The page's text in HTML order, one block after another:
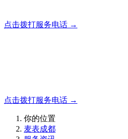
点击拨打服务电话 →
点击拨打服务电话 →
你的位置
麦表成都